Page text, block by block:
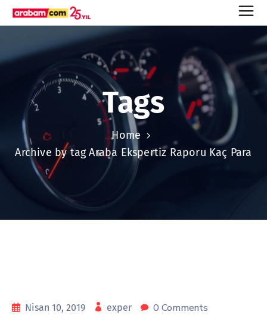
Tags
Home
Archive by tag Araba Ekspertiz Raporu Kaç Para
Nisan 10, 2019 exper 0 Comments